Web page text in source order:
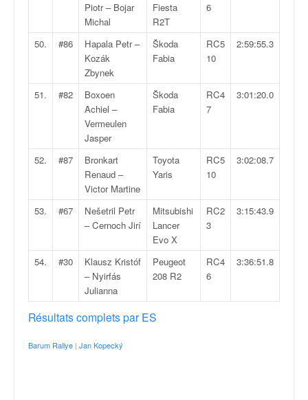
Piotr – Bojar
Michal
Fiesta
R2T
6
50. #86
Hapala Petr –
Kozák
Zbynek
Škoda
Fabia
RC5
10
2:59:55.3
51. #82
Boxoen
Achiel –
Vermeulen
Jasper
Škoda
Fabia
RC4
7
3:01:20.0
52. #87
Bronkart
Renaud –
Victor Martine
Toyota
Yaris
RC5
10
3:02:08.7
53. #67
Nešetril Petr
– Cernoch Jirí
Mitsubishi
Lancer
Evo X
RC2
3
3:15:43.9
54. #30
Klausz Kristóf
– Nyirfás
Julianna
Peugeot
208 R2
RC4
6
3:36:51.8
Résultats complets par ES
Barum Rallye | Jan Kopecký